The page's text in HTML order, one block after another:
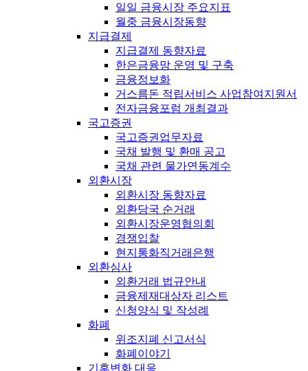
일일 금융시장 주요지표
월중 금융시장동향
지급결제
지급결제 동향자료
한은금융망 운영 및 구축
금융정보화
거스름돈 적립서비스 사업참여지원서
전자금융포럼 개최결과
국고증권
국고증권업무자료
국채 발행 및 환매 공고
국채 관련 물가연동계수
외환시장
외환시장 동향자료
외환당국 순거래
외환시장운영협의회
경쟁입찰
현지통화직거래은행
외환심사
외환거래 법규안내
금융제재대상자 리스트
신청양식 및 작성례
화폐
위조지폐 신고서식
화폐이야기
기후변화 대응